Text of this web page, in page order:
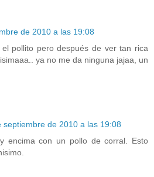
de 2010 a las 19:08
pollito pero después de ver tan rica
ya no me da ninguna jajaa, un
septiembre de 2010 a las 19:08
encima con un pollo de corral. Esto